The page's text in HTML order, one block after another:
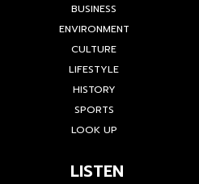
BUSINESS
ENVIRONMENT
CULTURE
LIFESTYLE
HISTORY
SPORTS
LOOK UP
LISTEN